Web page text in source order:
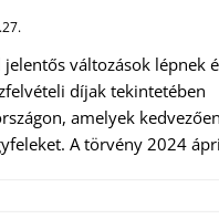
változások lépnek
díjak tekintetében
amelyek
A törvény 2024